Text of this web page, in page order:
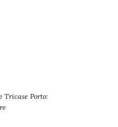
Tricase Porto: